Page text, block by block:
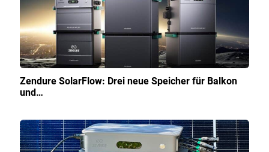
Zendure SolarFlow: Drei neue Speicher für Balkon
und…